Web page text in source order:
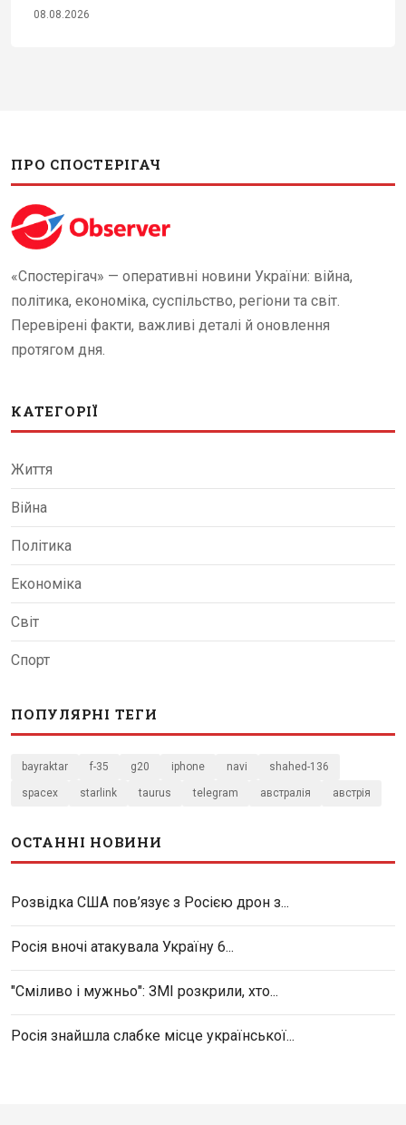
08.08.2026
ПРО СПОСТЕРІГАЧ
«Спостерігач» — оперативні новини України: війна,
політика, економіка, суспільство, регіони та світ.
Перевірені факти, важливі деталі й оновлення
протягом дня.
КАТЕГОРІЇ
Життя
Війна
Політика
Економіка
Світ
Спорт
ПОПУЛЯРНІ ТЕГИ
bayraktar f-35 g20 iphone navi shahed-136
spacex starlink taurus telegram австралія австрія
ОСТАННІ НОВИНИ
Розвідка США пов’язує з Росією дрон з...
Росія вночі атакувала Україну 6...
"Сміливо і мужньо": ЗМІ розкрили, хто...
Росія знайшла слабке місце української...